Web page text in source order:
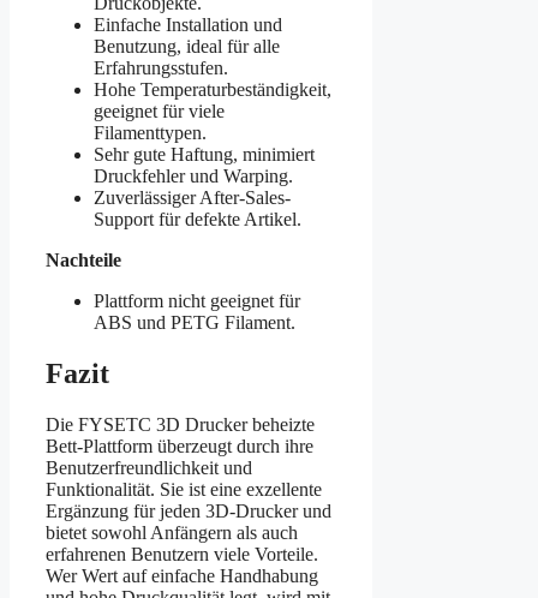
Einfache Installation und
Benutzung, ideal für alle
Erfahrungsstufen.
Hohe Temperaturbeständigkeit,
geeignet für viele
Filamenttypen.
Sehr gute Haftung, minimiert
Druckfehler und Warping.
Zuverlässiger After-Sales-
Support für defekte Artikel.
Nachteile
Plattform nicht geeignet für
ABS und PETG Filament.
Fazit
Die FYSETC 3D Drucker beheizte
Bett-Plattform überzeugt durch ihre
Benutzerfreundlichkeit und
Funktionalität. Sie ist eine exzellente
Ergänzung für jeden 3D-Drucker und
bietet sowohl Anfängern als auch
erfahrenen Benutzern viele Vorteile.
Wer Wert auf einfache Handhabung